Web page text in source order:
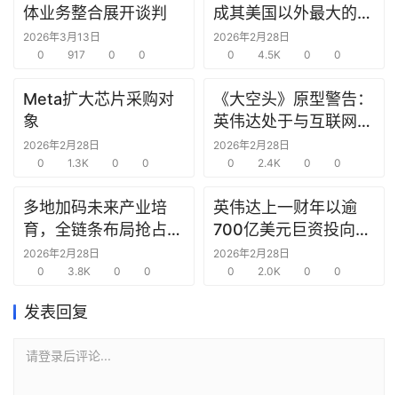
研
选
创
投
商
机
圈
体业务整合展开谈判
2026年3月13日
0
917 0 0
成其美国以外最大的研
究中心
2026年2月28日
0
4.5K 0 0
Meta扩大芯片采购对
象
2026年2月28日
0
1.3K 0 0
《大空头》原型警告：
英伟达处于与互联网泡
沫时期思科同样的“危
险境地”
2026年2月28日
0
2.4K 0 0
多地加码未来产业培
育，全链条布局抢占新
赛道先机
2026年2月28日
0
3.8K 0 0
英伟达上一财年以逾
700亿美元巨资投向合
作方，竭力巩固AI芯片
需求
2026年2月28日
0
2.0K 0 0
发表回复
请登录后评论...